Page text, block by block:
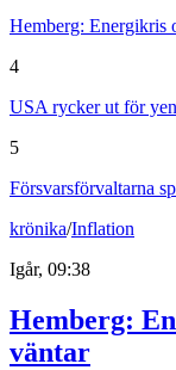
Hemberg: Energikris
4
USA rycker ut för
5
Försvarsförvaltarna
krönika/Inflation
Igår, 09:38
Hemberg:
väntar